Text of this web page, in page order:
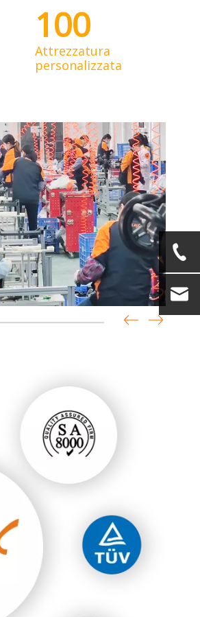
100
Attrezzatura
personalizzata